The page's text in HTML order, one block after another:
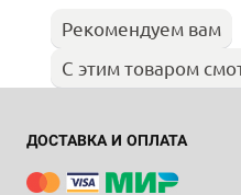
Рекомендуем вам
С этим товаром
ДОСТАВКА И ОПЛАТА